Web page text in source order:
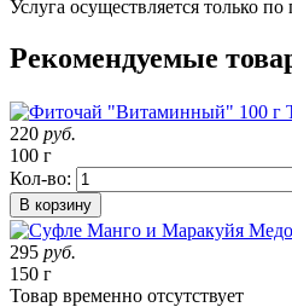
Услуга осуществляется только
Рекомендуемые
220 руб.
100 г
Кол-во:
В корзину
295 руб.
150 г
Товар временно отсутствует